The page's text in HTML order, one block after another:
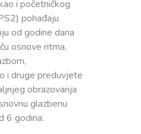
i početničkog
pohađaju
od godine dana
osnove ritma,
i druge preduvjete
obrazovanja
glazbenu
6 godina.